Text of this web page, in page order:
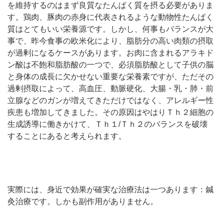
を維持するのはまず良質なたんぱく質を摂る必要がありま
す。鶏肉、豚肉の赤身に代表されるような動物性たんぱく
質はとてもいい栄養源です。しかし、何事もバランスが大
事で、昨今食事の欧米化により、脂肪分の高い肉類の摂取
が過剰になるケースがあります。お肉に含まれるアラキド
ン酸は不飽和脂肪酸の一つで、必須脂肪酸として子供の脳
と身体の成長に欠かせない重要な栄養素ですが、ただその
過剰摂取によって、高血圧、動脈硬化、大腸・乳・肺・前
立腺などのガンが増えてきただけではなく、アレルギー性
疾患も増加してきました。その原因はやはりＴｈ２細胞の
生成誘導に働きかけて、Ｔｈ１/Ｔｈ２のバランスを破壊
することにあると考えられます。
実際には、身近で効果が確実な治療法は一つあります：鍼
灸治療です。しかも副作用がありません。